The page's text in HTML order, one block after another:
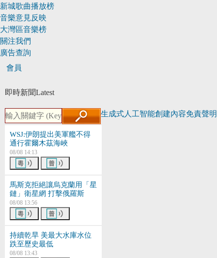
新城歌曲播放榜
音樂意見反映
大灣區音樂榜
關注我們
廣告查詢
會員
即時新聞Latest
WSJ:伊朗提出美軍艦不得
通行霍爾木茲海峽
08/08 14:13
馬斯克拒絕讓烏克蘭用「星
鏈」衛星網 打擊俄羅斯
08/08 13:56
持續乾旱 美最大水庫水位
跌至歷史最低
08/08 13:43
生成式人工智能創建內容免責聲明